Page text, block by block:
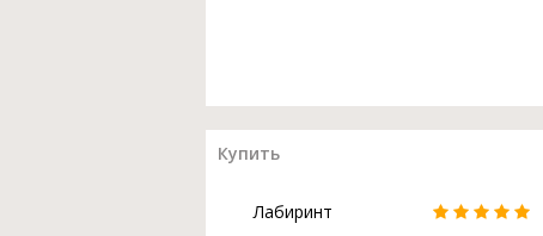
Купить
Лабиринт